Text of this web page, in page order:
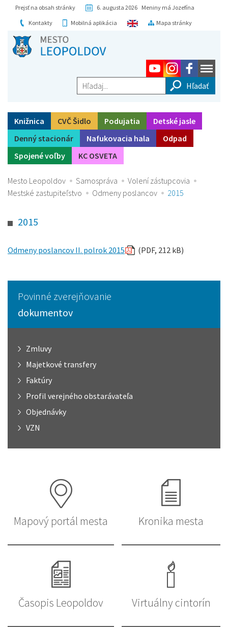
Prejsť na obsah stránky
6. augusta 2026 Meniny má Jozefína
Kontakty
Mobilná aplikácia Mapa stránky
Hľadaj...
Knižnica CVČ Šidlo Podujatia
Detské jasle
Denný stacionár
Nafukovacia hala
Odpad
Spojené voľby
KC OSVETA
Mesto Leopoldov Samospráva
Volení zástupcovia
Mestské zastupiteľstvo
Odmeny poslancov 2015
2015
Odmeny poslancov II. polrok 2015 (PDF, 212 kB)
Povinné zverejňovanie
dokumentov
Zmluvy
Majetkové transfery
Faktúry
Profil verejného obstarávateľa
Objednávky
VZN
Mapový portál mesta Kronika mesta
Časopis Leopoldov Virtuálny cintorín